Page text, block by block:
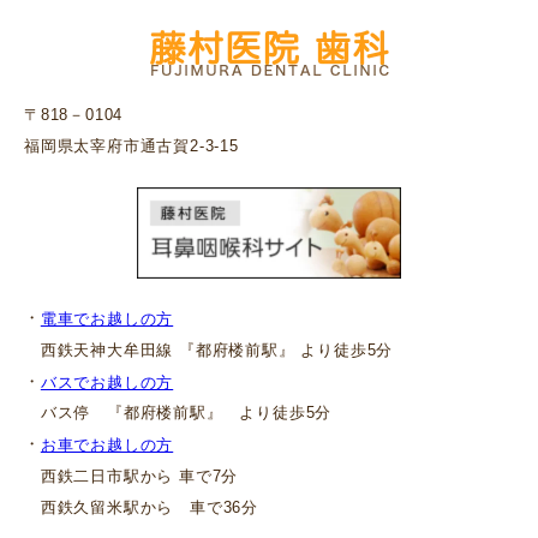
〒818－0104
福岡県太宰府市通古賀2-3-15
・ 電車でお越しの方
西鉄天神大牟田線 『都府楼前駅』 より徒歩5分
・ バスでお越しの方
バス停 『都府楼前駅』 より徒歩5分
・ お車でお越しの方
西鉄二日市駅から 車で7分
西鉄久留米駅から 車で36分